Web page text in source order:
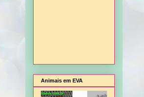
Animais em EVA